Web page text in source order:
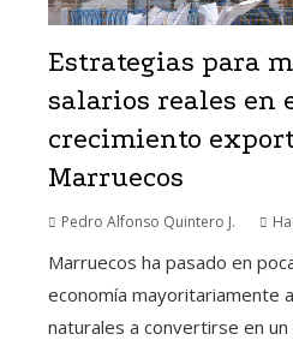
Estrategias para
salarios reales en
crecimiento
Marruecos
Pedro Alfonso Quintero J.
Marruecos ha pasado en
economía mayoritariamente
naturales a convertirse en